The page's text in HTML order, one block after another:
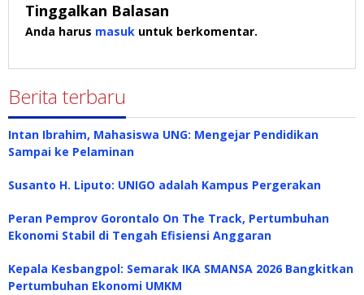
Tinggalkan Balasan
Anda harus masuk untuk berkomentar.
Berita terbaru
Intan Ibrahim, Mahasiswa UNG: Mengejar Pendidikan
Sampai ke Pelaminan
Susanto H. Liputo: UNIGO adalah Kampus Pergerakan
Peran Pemprov Gorontalo On The Track, Pertumbuhan
Ekonomi Stabil di Tengah Efisiensi Anggaran
Kepala Kesbangpol: Semarak IKA SMANSA 2026 Bangkitkan
Pertumbuhan Ekonomi UMKM